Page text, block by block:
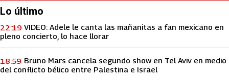
Lo último
VIDEO: Adele le canta las mañanitas a fan mexicano en
pleno concierto, lo hace llorar
22:19
Bruno Mars cancela segundo show en Tel Aviv en medio
del conflicto bélico entre Palestina e Israel
18:59